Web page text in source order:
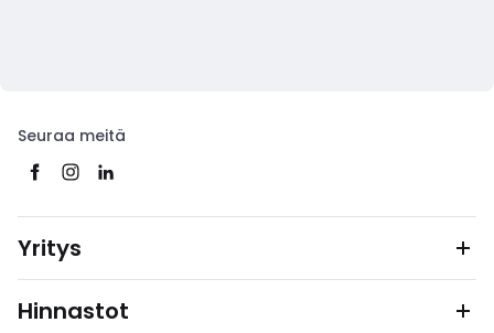
Seuraa meitä
Yritys
Hinnastot